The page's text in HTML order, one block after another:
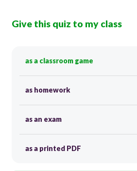
Give this quiz to my class
as a classroom game
as homework
as an exam
as a printed PDF